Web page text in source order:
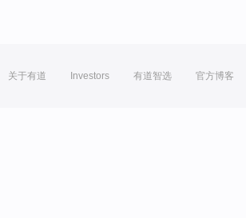
关于有道 Investors 有道智选 官方博客